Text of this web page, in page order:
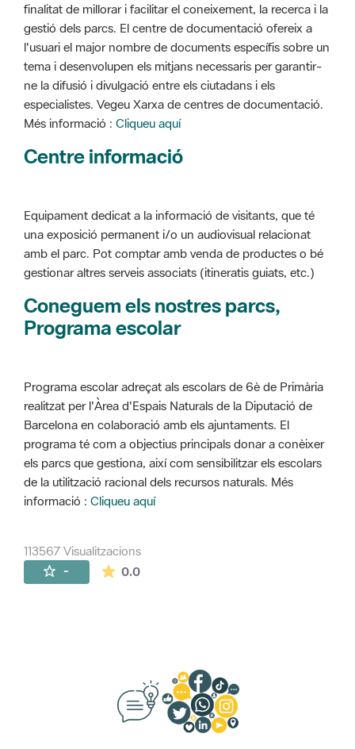
finalitat de millorar i facilitar el coneixement, la recerca i la
gestió dels parcs. El centre de documentació ofereix a
l'usuari el major nombre de documents específis sobre un
tema i desenvolupen els mitjans necessaris per garantir-
ne la difusió i divulgació entre els ciutadans i els
especialistes. Vegeu Xarxa de centres de documentació.
Més informació : Cliqueu aquí
Centre informació
Equipament dedicat a la informació de visitants, que té
una exposició permanent i/o un audiovisual relacionat
amb el parc. Pot comptar amb venda de productes o bé
gestionar altres serveis associats (itineratis guiats, etc.)
Coneguem els nostres parcs,
Programa escolar
Programa escolar adreçat als escolars de 6è de Primària
realitzat per l'Àrea d'Espais Naturals de la Diputació de
Barcelona en colaboració amb els ajuntaments. El
programa té com a objectius principals donar a conèixer
els parcs que gestiona, així com sensibilitzar els escolars
de la utilització racional dels recursos naturals. Més
informació : Cliqueu aquí
113567 Visualitzacions
- 0.0La mitjana de les valoracions és de 0